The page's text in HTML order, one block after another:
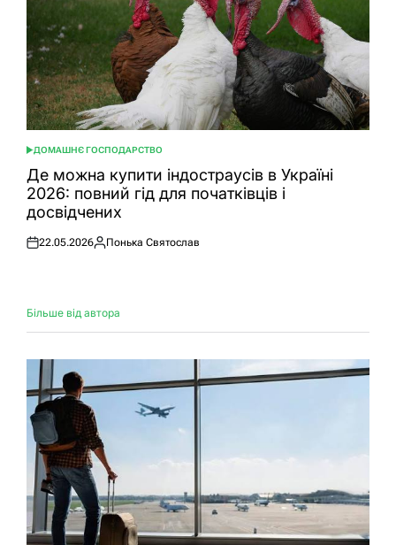
ОПУБЛІКУВАТИ
У
ДОМАШНЄ ГОСПОДАРСТВО
Де можна купити індостраусів в Україні
2026: повний гід для початківців і
досвідчених
Оприлюднено
22.05.2026
Опубліковано
Понька Святослав
Більше від автора